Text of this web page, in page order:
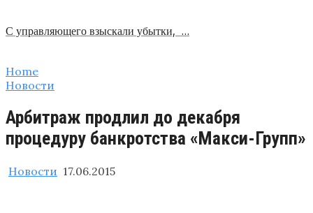
С управляющего взыскали убытки, …
Home
Новости
Арбитраж продлил до декабря
процедуру банкротства «Макси-Групп»
Новости 17.06.2015